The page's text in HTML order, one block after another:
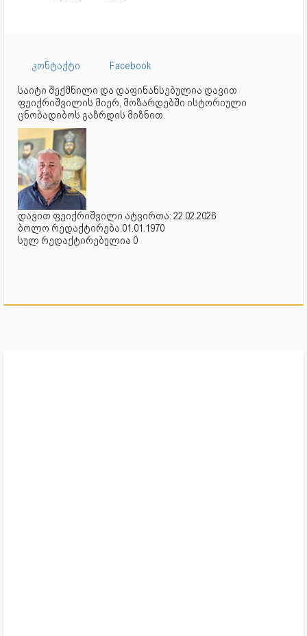
კონტაქტი
Facebook
საიტი შექმნილი და დაფინანსებულია დავით
ფეიქრიშვილის მიერ, მოზარდებში ისტორიული
ცნობადიბოს გაზრდის მიზნით.
დავით ფეიქრიშვილი ატვირთა: 22.02.2026
ბოლო რედაქტირება 01.01.1970
სულ რედაქტირებულია 0